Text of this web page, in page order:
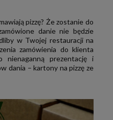
pizzę? Że zostanie do
danie nie będzie
w Twojej restauracji na
zamówienia do klienta
nienaganną prezentację i
dania – kartony na pizzę ze